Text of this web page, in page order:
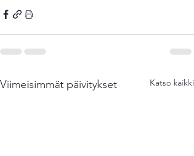
Viimeisimmät päivitykset Katso kaikki